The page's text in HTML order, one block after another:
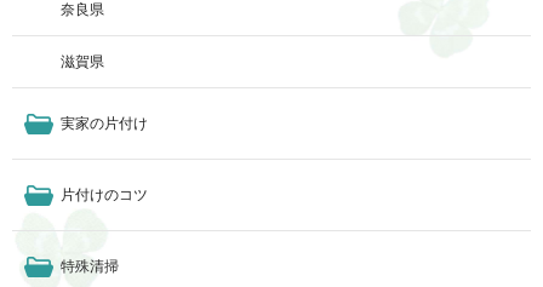
奈良県
滋賀県
実家の片付け
片付けのコツ
特殊清掃